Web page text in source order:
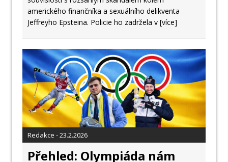
amerického finančníka a sexuálního delikventa
Jeffreyho Epsteina. Policie ho zadržela v [více]
Redakce - 23.2.2026
Přehled: Olympiáda nám